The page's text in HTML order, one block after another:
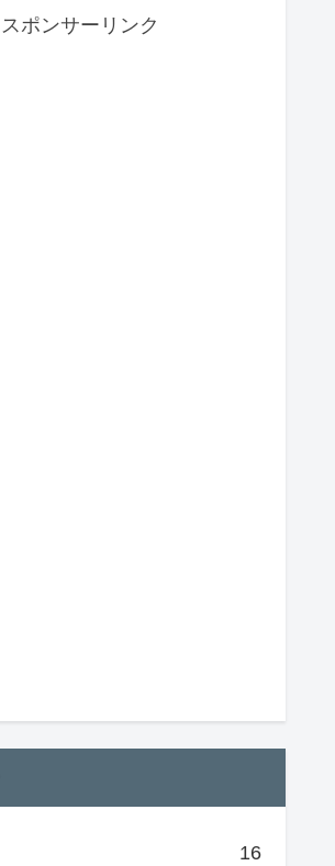
スポンサーリンク
16